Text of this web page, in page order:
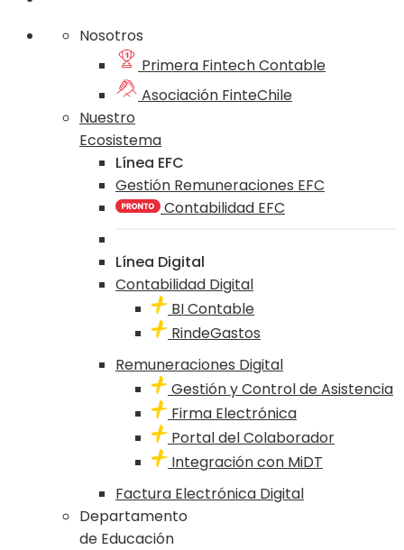
Nosotros
Primera Fintech Contable
Asociación FinteChile
Nuestro
Ecosistema
Línea EFC
Gestión Remuneraciones EFC
Contabilidad EFC
Línea Digital
Contabilidad Digital
BI Contable
RindeGastos
Remuneraciones Digital
Gestión y Control de Asistencia
Firma Electrónica
Portal del Colaborador
Integración con MiDT
Factura Electrónica Digital
Departamento
de Educación